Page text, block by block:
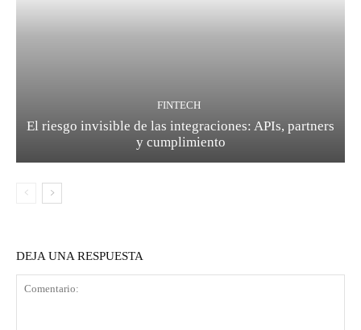
FINTECH
El riesgo invisible de las integraciones: APIs, partners
y cumplimiento
DEJA UNA RESPUESTA